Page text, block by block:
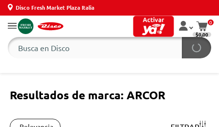
Disco Fresh Market Plaza Italia
0
$0,00
Resultados de marca: ARCOR